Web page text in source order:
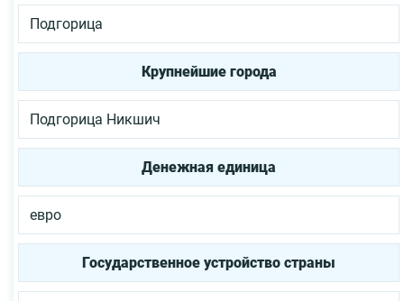
Подгорица
Крупнейшие города
Подгорица Никшич
Денежная единица
евро
Государственное устройство страны